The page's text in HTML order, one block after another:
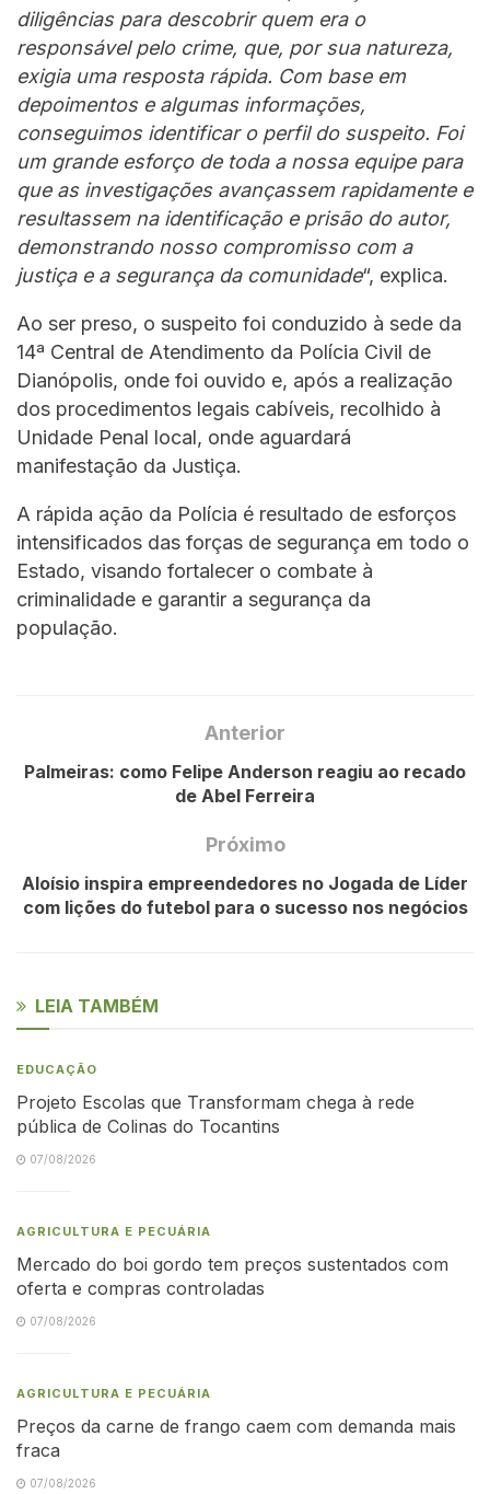
diligências para descobrir quem era o
responsável pelo crime, que, por sua natureza,
exigia uma resposta rápida. Com base em
depoimentos e algumas informações,
conseguimos identificar o perfil do suspeito. Foi
um grande esforço de toda a nossa equipe para
que as investigações avançassem rapidamente e
resultassem na identificação e prisão do autor,
demonstrando nosso compromisso com a
justiça e a segurança da comunidade“, explica.
Ao ser preso, o suspeito foi conduzido à sede da
14ª Central de Atendimento da Polícia Civil de
Dianópolis, onde foi ouvido e, após a realização
dos procedimentos legais cabíveis, recolhido à
Unidade Penal local, onde aguardará
manifestação da Justiça.
A rápida ação da Polícia é resultado de esforços
intensificados das forças de segurança em todo o
Estado, visando fortalecer o combate à
criminalidade e garantir a segurança da
população.
Anterior
Palmeiras: como Felipe Anderson reagiu ao recado
de Abel Ferreira
Próximo
Aloísio inspira empreendedores no Jogada de Líder
com lições do futebol para o sucesso nos negócios
LEIA TAMBÉM
EDUCAÇÃO
Projeto Escolas que Transformam chega à rede
pública de Colinas do Tocantins
07/08/2026
AGRICULTURA E PECUÁRIA
Mercado do boi gordo tem preços sustentados com
oferta e compras controladas
07/08/2026
AGRICULTURA E PECUÁRIA
Preços da carne de frango caem com demanda mais
fraca
07/08/2026